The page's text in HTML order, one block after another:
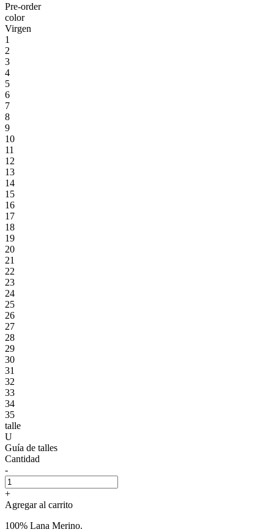
Pre-order
color
Virgen
1
2
3
4
5
6
7
8
9
10
11
12
13
14
15
16
17
18
19
20
21
22
23
24
25
26
27
28
29
30
31
32
33
34
35
talle
U
Guía de talles
Cantidad
-
+
Agregar al carrito
100% Lana Merino.